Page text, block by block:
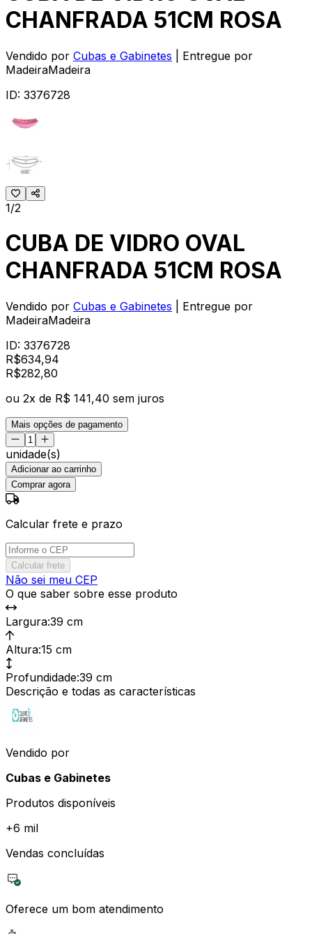
CHANFRADA 51CM ROSA
Vendido por Cubas e Gabinetes
| Entregue por
MadeiraMadeira
ID: 3376728
1/2
CUBA DE VIDRO OVAL
CHANFRADA 51CM ROSA
Vendido por Cubas e Gabinetes
| Entregue por
MadeiraMadeira
ID: 3376728
R$634,94
R$282,80
ou 2x de R$ 141,40 sem juros
Mais opções de pagamento
unidade(s)
Adicionar ao carrinho
Comprar agora
Calcular frete e prazo
Calcular frete
Não sei meu CEP
O que saber sobre esse produto
Largura:39 cm
Altura:15 cm
Profundidade:39 cm
Descrição e todas as características
Vendido por
Cubas e Gabinetes
Produtos disponíveis
+6 mil
Vendas concluídas
Oferece um bom atendimento